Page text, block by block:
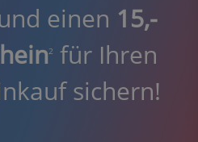
einen 15,-
2
für Ihren
sichern!